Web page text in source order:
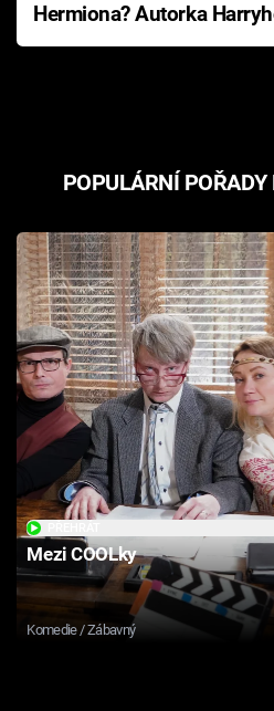
Hermiona? Autorka
Pottera přišla s ráznou
POPULÁRNÍ
Mezi COOLky
Komedie / Zábavný